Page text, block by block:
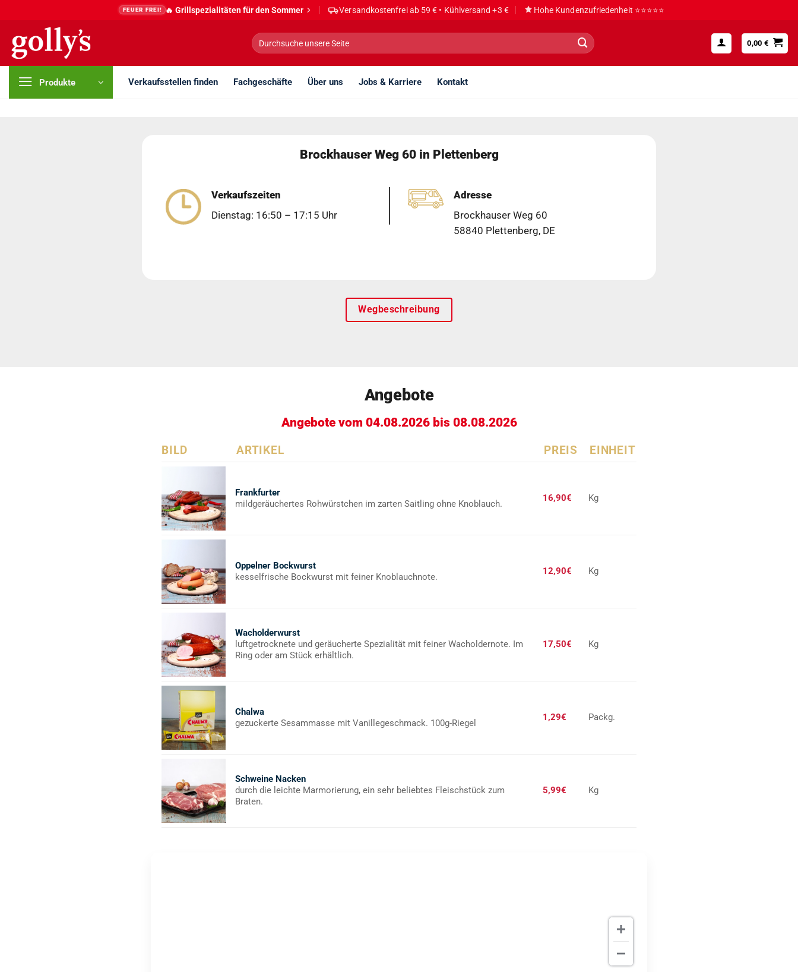
springen
FEUER FREI! 🔥 Grillspezialitäten für den Sommer Versandkostenfrei ab 59 € • Kühlversand +3 € Hohe Kundenzufriedenheit ⭐⭐⭐⭐⭐
Suche
nach:
0,00€
Produkte Verkaufsstellen finden Fachgeschäfte Über uns Jobs & Karriere Kontakt
Brockhauser Weg 60 in Plettenberg
Verkaufszeiten
Dienstag: 16:50 – 17:15 Uhr
Adresse
Brockhauser Weg 60
58840 Plettenberg, DE
Wegbeschreibung
Angebote
Angebote vom 04.08.2026 bis 08.08.2026
BILD ARTIKEL PREIS EINHEIT
Frankfurter
mildgeräuchertes Rohwürstchen im zarten Saitling ohne Knoblauch.
16,90€ Kg
Oppelner Bockwurst
kesselfrische Bockwurst mit feiner Knoblauchnote.
12,90€ Kg
Wacholderwurst
luftgetrocknete und geräucherte Spezialität mit feiner Wacholdernote. Im
Ring oder am Stück erhältlich.
17,50€ Kg
Chalwa
gezuckerte Sesammasse mit Vanillegeschmack. 100g-Riegel
1,29€ Packg.
Schweine Nacken
durch die leichte Marmorierung, ein sehr beliebtes Fleischstück zum
Braten.
5,99€ Kg